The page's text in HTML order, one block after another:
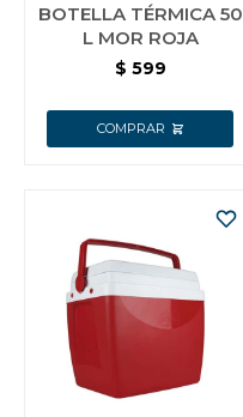
BOTELLA TÉRMICA 50
L MOR ROJA
$ 599
Gastronomía
Ferretería